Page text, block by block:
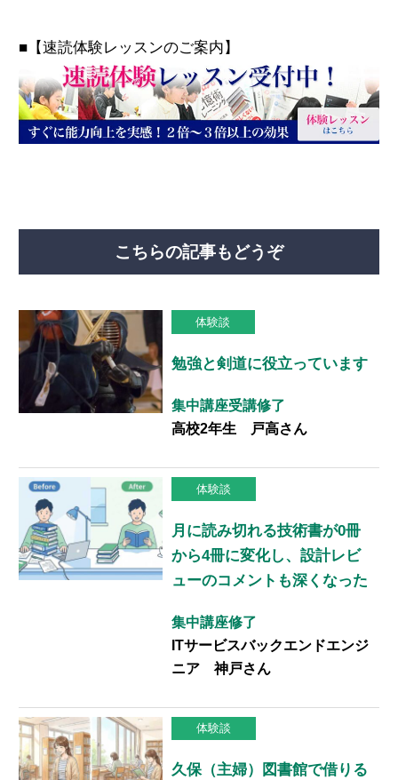
■【速読体験レッスンのご案内】
こちらの記事もどうぞ
体験談
勉強と剣道に役立っています
集中講座受講修了
高校2年生 戸高さん
体験談
月に読み切れる技術書が0冊
から4冊に変化し、設計レビ
ューのコメントも深くなった
集中講座修了
ITサービスバックエンドエンジ
ニア 神戸さん
体験談
久保（主婦）図書館で借りる